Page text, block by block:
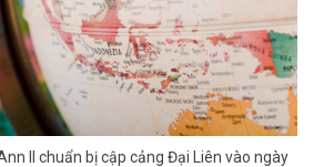
II chuẩn bị cập cảng Đại Liên vào ngày